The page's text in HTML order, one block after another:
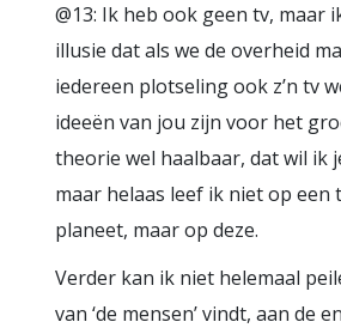
@13: Ik heb ook geen tv, maar
illusie dat als we de overheid
iedereen plotseling ook z’n tv
ideeën van jou zijn voor het
theorie wel haalbaar, dat wil ik
maar helaas leef ik niet op een
planeet, maar op deze.
Verder kan ik niet helemaal
van ‘de mensen’ vindt, aan de